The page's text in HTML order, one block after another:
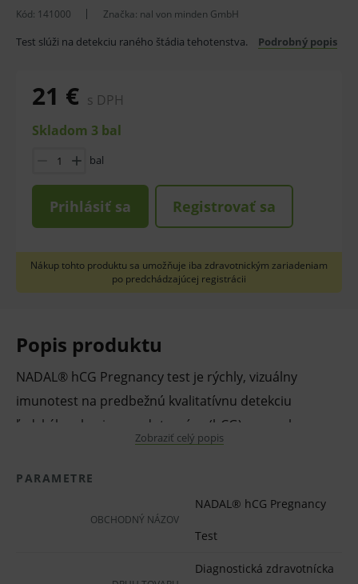
Kód: 141000 Značka: nal von minden GmbH
Test slúži na detekciu raného štádia tehotenstva. Podrobný popis
21 € s DPH
Skladom 3 bal
bal
Prihlásiť sa Registrovať sa
Nákup tohto produktu sa umožňuje iba zdravotnickým zariadeniam
po predchádzajúcej registrácii
Popis produktu
NADAL® hCG Pregnancy test je rýchly, vizuálny
imunotest na predbežnú kvalitatívnu detekciu
ľudského choriogonadotropínu (hCG) vo vzorke
ľudského moču alebo séra.Test slúži na detekciu
raného štádia tehotenstva a je určený iba na
Slúžiaci na detekciu hCG pri koncentrácii 10 mIU/ml v
Zobraziť celý popis
PARAMETRE
OBCHODNÝ NÁZOV
NADAL® hCG Pregnancy
Test
Diagnostická zdravotnícka